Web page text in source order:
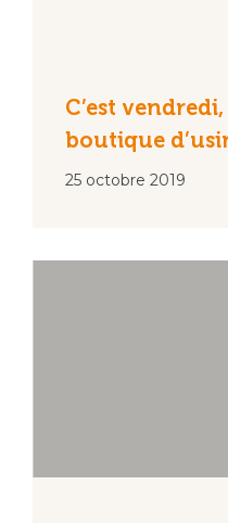
C’est
boutique
25 octobre 2019